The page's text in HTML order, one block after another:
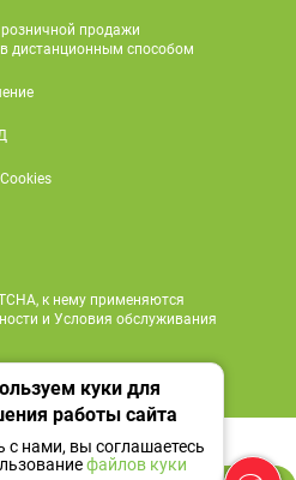
₽
продажи
дистанционным способом
к нему применяются
и Условия обслуживания
18 18
сетях
куки для
работы сайта
с нами, вы соглашаетесь
файлов куки